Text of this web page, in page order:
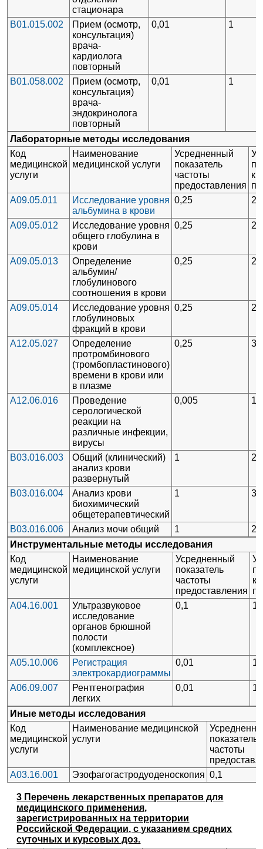
стационара
B01.015.002
Прием (осмотр,
консультация)
врача-
кардиолога
повторный
0,01 1
B01.058.002
Прием (осмотр,
консультация)
врача-
эндокринолога
повторный
0,01 1
Лабораторные методы исследования
Код
медицинской
услуги
Наименование
медицинской услуги
Усредненный
показатель
частоты
предоставления
A09.05.011
Исследование уровня
альбумина в крови
0,25 2
A09.05.012
Исследование уровня
общего глобулина в
крови
0,25 2
A09.05.013
Определение
альбумин/
глобулинового
соотношения в крови
0,25 2
A09.05.014
Исследование уровня
глобулиновых
фракций в крови
0,25 2
A12.05.027
Определение
протромбинового
(тромбопластинового)
времени в крови или
в плазме
0,25 3
A12.06.016
Проведение
серологической
реакции на
различные инфекции,
вирусы
0,005 1
B03.016.003
Общий (клинический)
анализ крови
развернутый
1 2
B03.016.004
Анализ крови
биохимический
общетерапевтический
1 3
B03.016.006 Анализ мочи общий 1
2
Инструментальные методы исследования
Код
медицинской
услуги
Наименование
медицинской услуги
Усредненный
показатель
частоты
предоставления
A04.16.001
Ультразвуковое
исследование
органов брюшной
полости
(комплексное)
0,1 1
A05.10.006
Регистрация
электрокардиограммы
0,01 1
A06.09.007
Рентгенография
легких
0,01 1
Иные методы исследования
Код
медицинской
услуги
Наименование медицинской
услуги
показатель
частоты
A03.16.001
Эзофагогастродуоденоскопия 0,1
3 Перечень лекарственных препаратов для
медицинского применения,
зарегистрированных на территории
Российской Федерации, с указанием средних
суточных и курсовых доз.